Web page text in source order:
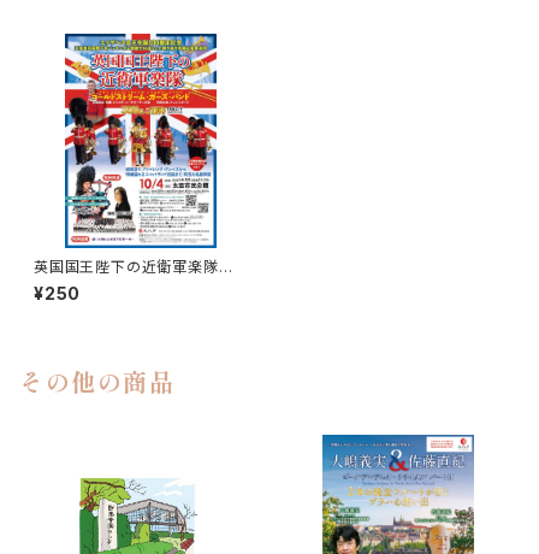
英国国王陛下の近衛軍楽隊 １
８歳以下無料招待（未就学児を
除く）
¥250
その他の商品